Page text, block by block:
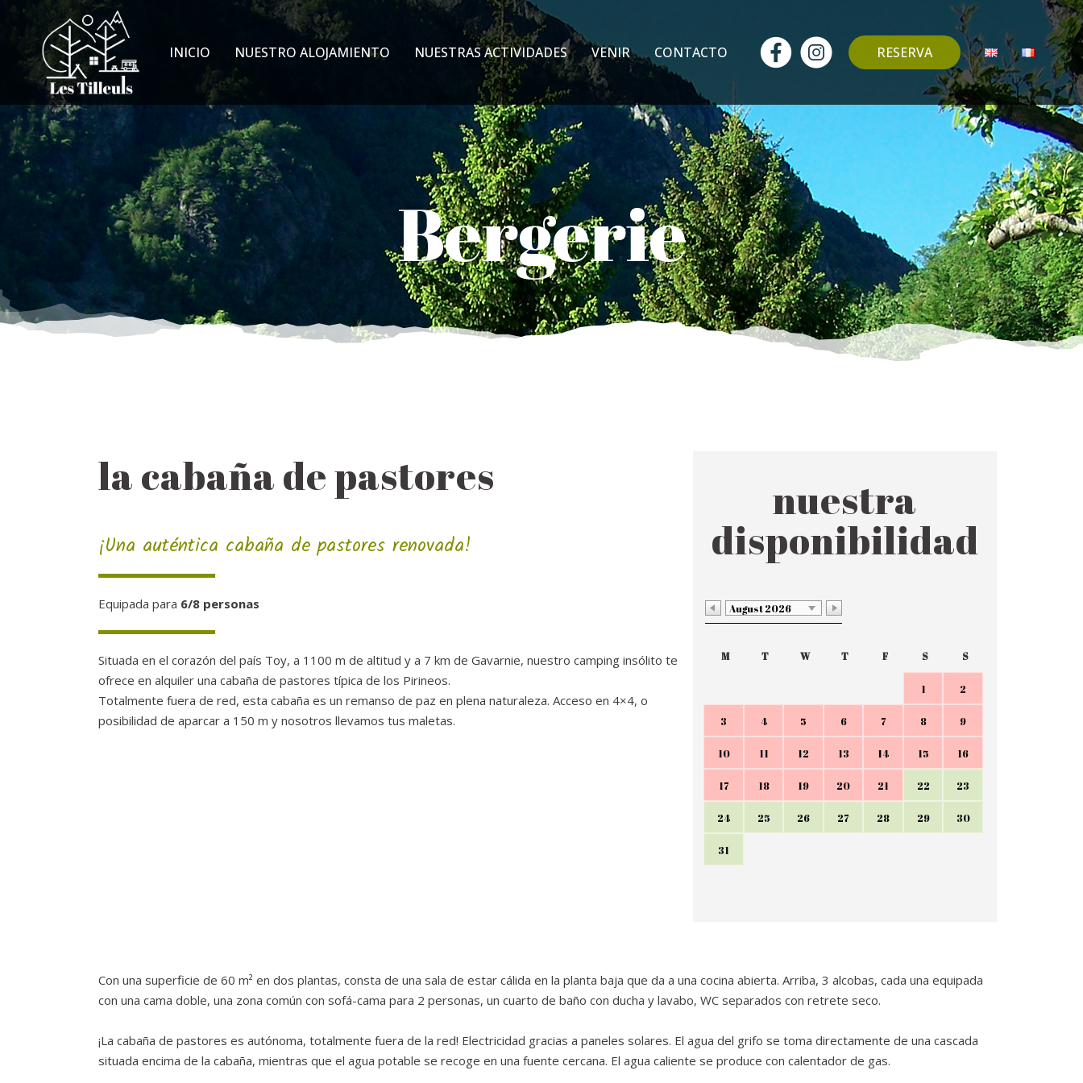
INICIO NUESTRO ALOJAMIENTO NUESTRAS ACTIVIDADES VENIR CONTACTO RESERVA
Bergerie
la cabaña de pastores
¡Una auténtica cabaña de pastores renovada!
Equipada para 6/8 personas
Situada en el corazón del país Toy, a 1100 m de altitud y a 7 km de Gavarnie, nuestro camping insólito te
ofrece en alquiler una cabaña de pastores típica de los Pirineos.
Totalmente fuera de red, esta cabaña es un remanso de paz en plena naturaleza. Acceso en 4×4, o
posibilidad de aparcar a 150 m y nosotros llevamos tus maletas.
nuestra
disponibilidad
August 2026
M T W T F S S
1 2
3 4 5 6 7 8 9
10 11 12 13 14 15 16
17 18 19 20 21 22 23
24 25 26 27 28 29 30
31
Con una superficie de 60 m² en dos plantas, consta de una sala de estar cálida en la planta baja que da a una cocina abierta. Arriba, 3 alcobas, cada una equipada
con una cama doble, una zona común con sofá-cama para 2 personas, un cuarto de baño con ducha y lavabo, WC separados con retrete seco.
¡La cabaña de pastores es autónoma, totalmente fuera de la red! Electricidad gracias a paneles solares. El agua del grifo se toma directamente de una cascada
situada encima de la cabaña, mientras que el agua potable se recoge en una fuente cercana. El agua caliente se produce con calentador de gas.